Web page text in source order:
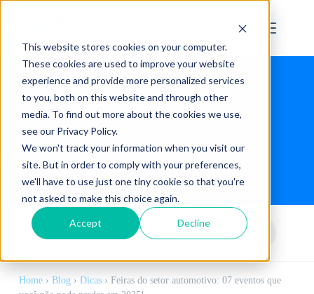
This website stores cookies on your computer.
These cookies are used to improve your website
experience and provide more personalized services
to you, both on this website and through other
media. To find out more about the cookies we use,
see our Privacy Policy.
We won't track your information when you visit our
site. But in order to comply with your preferences,
we'll have to use just one tiny cookie so that you're
not asked to make this choice again.
Accept Decline
Blog
Home› Blog› Dicas› Feiras do setor automotivo: 07 eventos que